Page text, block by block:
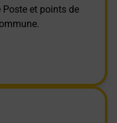
Poste et points de